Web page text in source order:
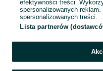
efektywności treści.
spersonalizowanych
spersonalizowanych treści.
Lista partnerów